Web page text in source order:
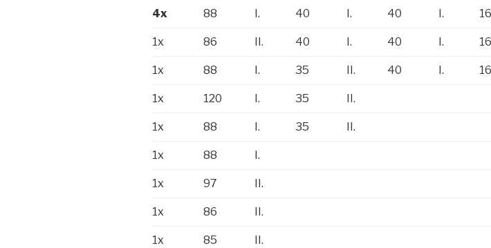
4x 88 I. 40 I. 40 I.
1x 86 II. 40 I. 40 I.
1x 88 I. 35 II. 40 I.
1x 120 I. 35 II.
1x 88 I. 35 II.
1x 88 I.
1x 97 II.
1x 86 II.
1x 85 II.